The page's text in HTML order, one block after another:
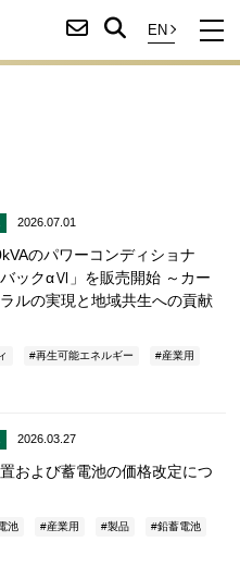
2026.07.01
のパワーコンディショナ
バックαⅥ」を販売開始 ～カー
ルの実現と地域共生への貢献
再生可能エネルギー 産業用
2026.03.27
および蓄電池の価格改定につ
池 産業用 製品 鉛蓄電池